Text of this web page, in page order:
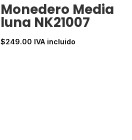
Monedero Media
luna NK21007
$249.00 IVA incluido